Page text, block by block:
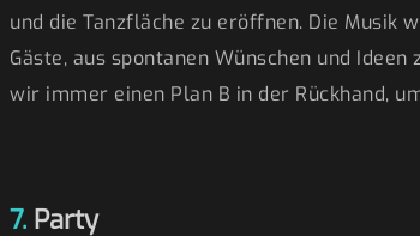
und die Tanzfläche zu eröffnen. Die Musik
Gäste, aus spontanen Wünschen und
wir immer einen Plan B in der Rückhand,
7. Party